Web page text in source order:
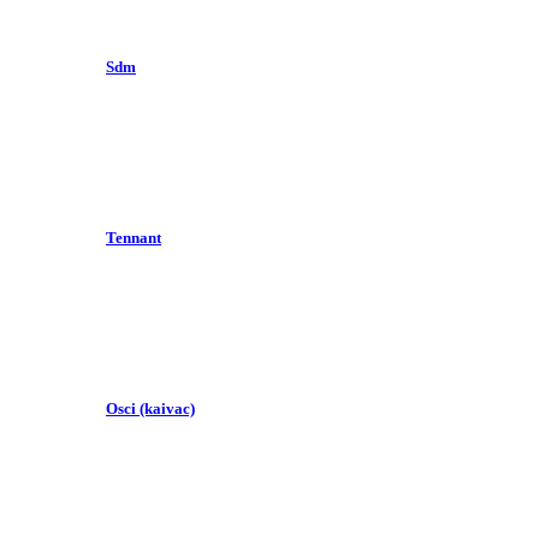
Sdm
Tennant
Osci (kaivac)